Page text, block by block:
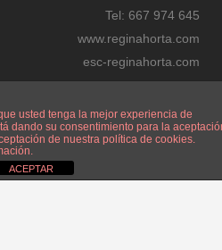
Tel: 667 974 645
www.reginahorta.com
esc-reginahorta.com
secretaria@reginahorta.com
Mapa
usted tenga la mejor experiencia de
dando su consentimiento para la
de nuestra política de cookies.
ACEPTAR